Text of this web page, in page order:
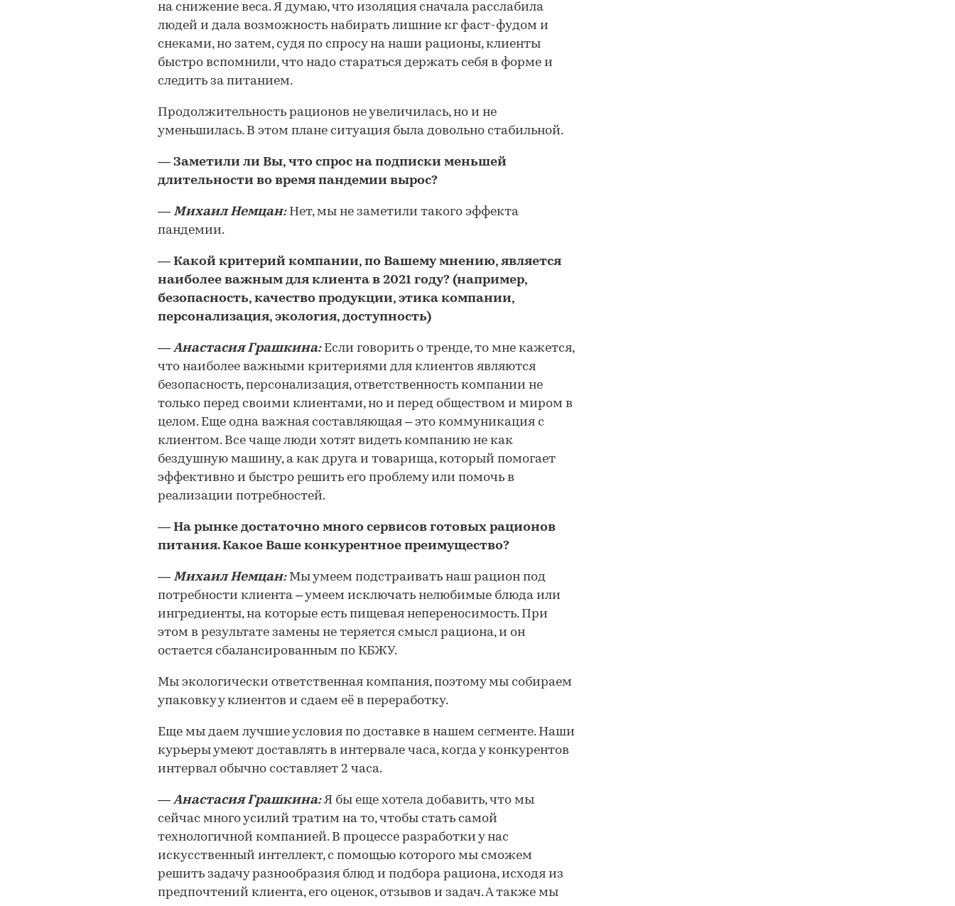
на снижение веса. Я думаю, что изоляция сначала расслабила
людей и дала возможность набирать лишние кг фаст-фудом и
снеками, но затем, судя по спросу на наши рационы, клиенты
быстро вспомнили, что надо стараться держать себя в форме и
следить за питанием.
Продолжительность рационов не увеличилась, но и не
уменьшилась. В этом плане ситуация была довольно стабильной.
― Заметили ли Вы, что спрос на подписки меньшей
длительности во время пандемии вырос?
― Михаил Немцан: Нет, мы не заметили такого эффекта
пандемии.
― Какой критерий компании, по Вашему мнению, является
наиболее важным для клиента в 2021 году? (например,
безопасность, качество продукции, этика компании,
персонализация, экология, доступность)
― Анастасия Грашкина:Если говорить о тренде, то мне кажется,
что наиболее важными критериями для клиентов являются
безопасность, персонализация, ответственность компании не
только перед своими клиентами, но и перед обществом и миром в
целом. Еще одна важная составляющая – это коммуникация с
клиентом. Все чаще люди хотят видеть компанию не как
бездушную машину, а как друга и товарища, который помогает
эффективно и быстро решить его проблему или помочь в
реализации потребностей.
― На рынке достаточно много сервисов готовых рационов
питания. Какое Ваше конкурентное преимущество?
― Михаил Немцан: Мы умеем подстраивать наш рацион под
потребности клиента – умеем исключать нелюбимые блюда или
ингредиенты, на которые есть пищевая непереносимость. При
этом в результате замены не теряется смысл рациона, и он
остается сбалансированным по КБЖУ.
Мы экологически ответственная компания, поэтому мы собираем
упаковку у клиентов и сдаем её в переработку.
Еще мы даем лучшие условия по доставке в нашем сегменте. Наши
курьеры умеют доставлять в интервале часа, когда у конкурентов
интервал обычно составляет 2 часа.
― Анастасия Грашкина:Я бы еще хотела добавить, что мы
сейчас много усилий тратим на то, чтобы стать самой
технологичной компанией. В процессе разработки у нас
искусственный интеллект, с помощью которого мы сможем
решить задачу разнообразия блюд и подбора рациона, исходя из
предпочтений клиента, его оценок, отзывов и задач. А также мы